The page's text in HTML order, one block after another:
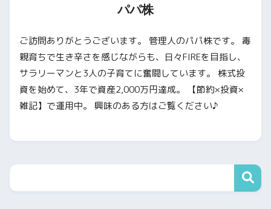
パパ株
ご訪問ありがとうございます。 管理人のパパ株です。 毒
親育ちで生き辛さを感じながらも、日々FIREを目指し、
サラリーマンと3人の子育てに奮闘しています。 株式投
資を始めて、3年で資産2,000万円達成。 【節約×投資×
雑記】で運用中。 興味のある方はご覧ください♪